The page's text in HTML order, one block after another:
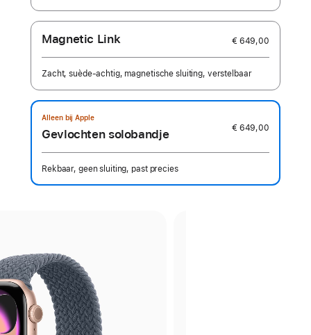
Magnetic Link € 649,00
Zacht, suède-achtig, magnetische sluiting, verstelbaar
Alleen bij Apple
Gevlochten solobandje € 649,00
Rekbaar, geen sluiting, past precies